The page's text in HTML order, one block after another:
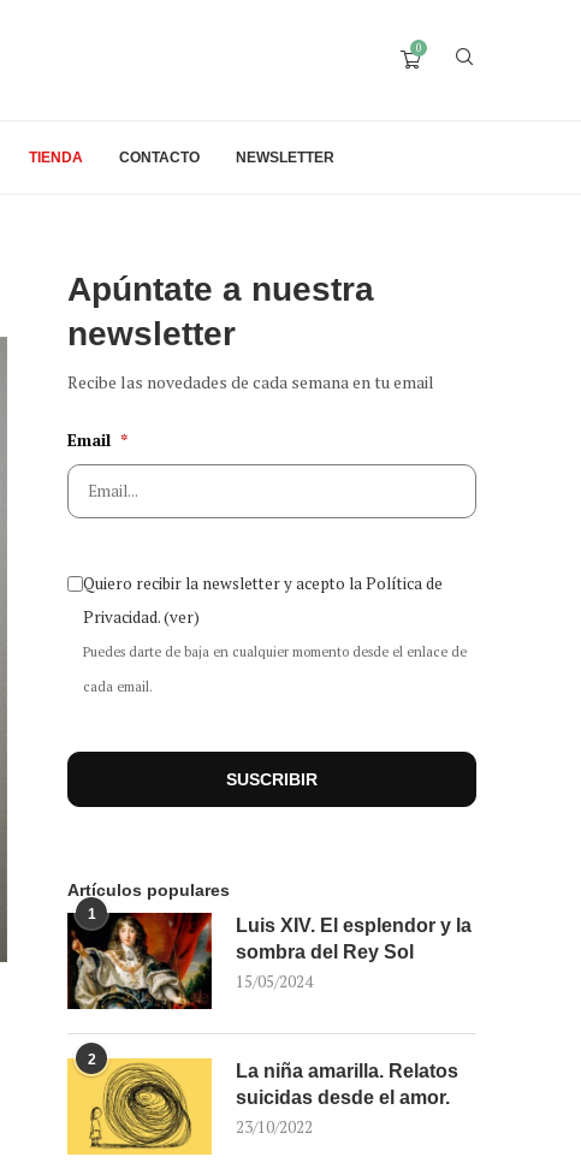
0
TIENDA CONTACTO NEWSLETTER
Apúntate a nuestra
newsletter
Recibe las novedades de cada semana en tu email
Email *
Quiero recibir la newsletter y acepto la Política de
Privacidad.(ver)
Puedes darte de baja en cualquier momento desde el enlace de
cada email.
Artículos populares
1
Luis XIV. El esplendor y la
sombra del Rey Sol
15/05/2024
2
La niña amarilla. Relatos
suicidas desde el amor.
23/10/2022